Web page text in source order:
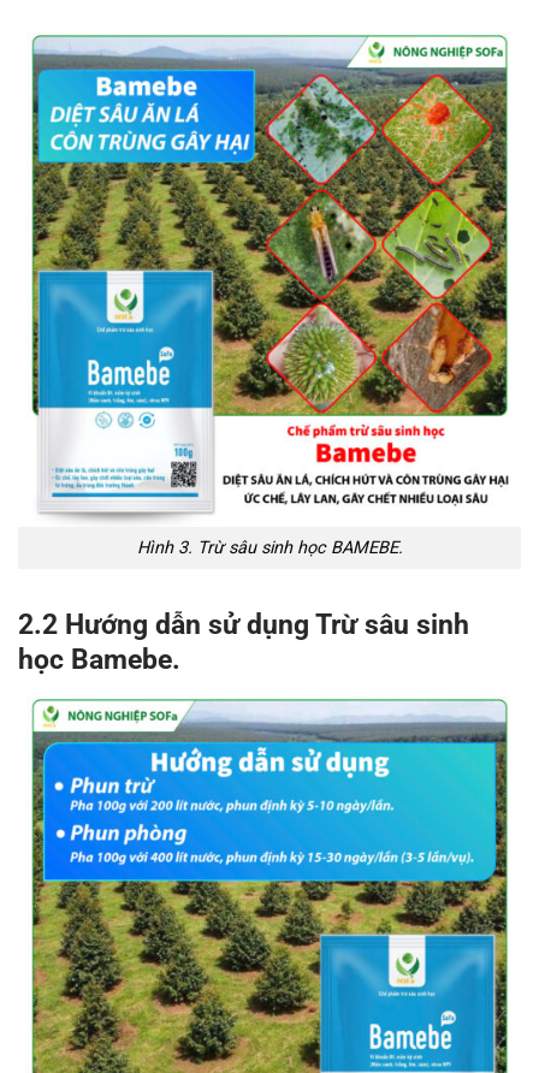
Hình 3. Trừ sâu sinh học BAMEBE.
2.2 Hướng dẫn sử dụng Trừ sâu sinh
học Bamebe.